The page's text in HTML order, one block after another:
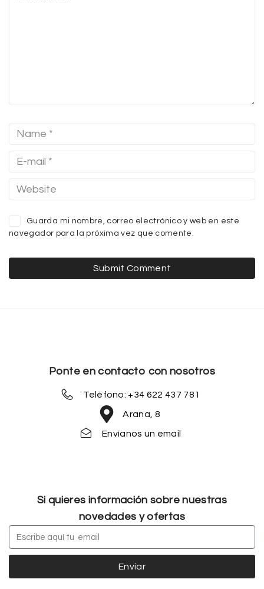
Guarda mi nombre, correo electrónico y web en este
navegador para la próxima vez que comente.
Ponte en contacto con nosotros
Teléfono: +34 622 437 781
Arana, 8
Envíanos un email
Si quieres información sobre nuestras
novedades y ofertas
Enviar